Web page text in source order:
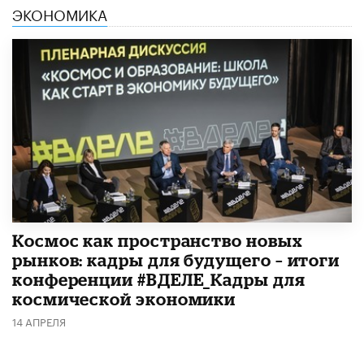
ЭКОНОМИКА
Космос как пространство новых
рынков: кадры для будущего – итоги
конференции #ВДЕЛЕ_Кадры для
космической экономики
14 АПРЕЛЯ